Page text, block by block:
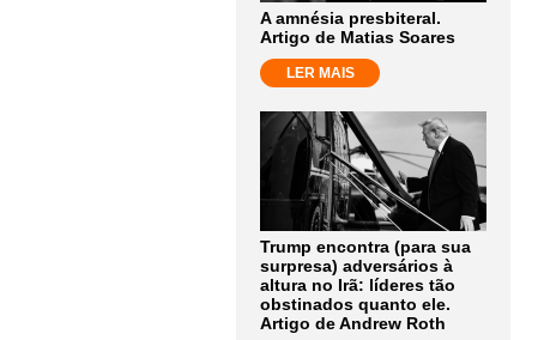
A amnésia presbiteral.
Artigo de Matias Soares
LER MAIS
Trump encontra (para sua
surpresa) adversários à
altura no Irã: líderes tão
obstinados quanto ele.
Artigo de Andrew Roth